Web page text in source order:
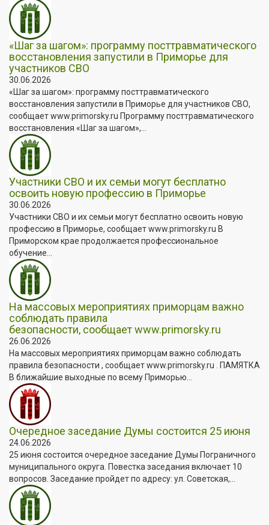
«Шаг за шагом»: программу посттравматического
восстановления запустили в Приморье для
участников СВО
30.06.2026
«Шаг за шагом»: программу посттравматического
восстановления запустили в Приморье для участников СВО,
сообщает www.primorsky.ru Программу посттравматического
восстановления «Шаг за шагом»,...
Участники СВО и их семьи могут бесплатно
освоить новую профессию в Приморье
30.06.2026
Участники СВО и их семьи могут бесплатно освоить новую
профессию в Приморье, сообщает www.primorsky.ru В
Приморском крае продолжается профессиональное
обучение...
На массовых мероприятиях приморцам важно
соблюдать правила
безопасности, сообщает www.primorsky.ru
26.06.2026
На массовых мероприятиях приморцам важно соблюдать
правила безопасности , сообщает www.primorsky.ru . ПАМЯТКА
В ближайшие выходные по всему Приморью...
Очередное заседание Думы состоится 25 июня
24.06.2026
25 июня состоится очередное заседание Думы Пограничного
муниципального округа. Повестка заседания включает 10
вопросов. Заседание пройдет по адресу: ул. Советская,...